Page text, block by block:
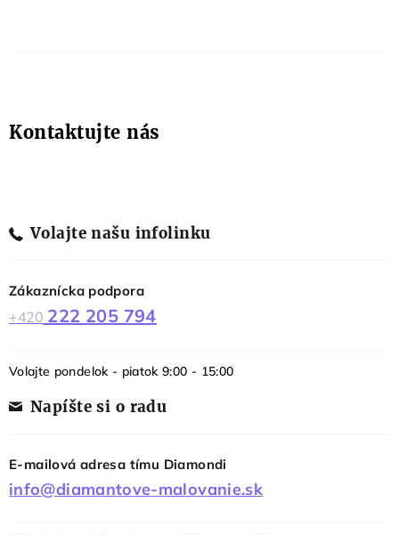
Kontaktujte nás
Volajte našu infolinku
Zákaznícka podpora
+420 222 205 794
Volajte pondelok - piatok 9:00 - 15:00
Napíšte si o radu
E-mailová adresa tímu Diamondi
info@diamantove-malovanie.sk